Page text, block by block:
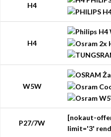
H4
H4
W5W
P27/7W
[nokaut-
limit='3'